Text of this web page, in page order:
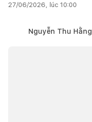
27/06/2026, lúc 10:00
Nguyễn Thu Hằng